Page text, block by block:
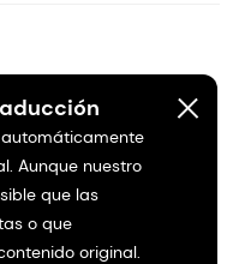
Aunque nuestro
que las
o que
original.